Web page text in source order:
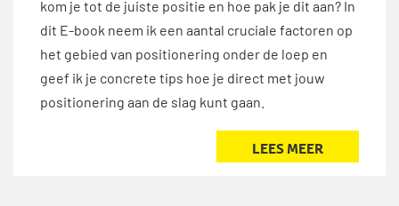
kom je tot de juiste positie en hoe pak je dit aan? In
dit E-book neem ik een aantal cruciale factoren op
het gebied van positionering onder de loep en
geef ik je concrete tips hoe je direct met jouw
positionering aan de slag kunt gaan.
LEES MEER